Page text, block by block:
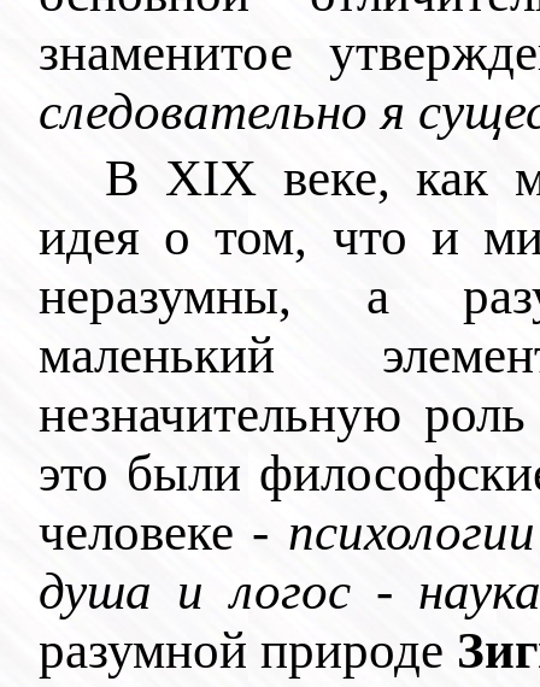
знаменитое
следовательно я
В XIX веке, как
идея о том, что и
неразумны, а
маленький
незначительную
это были
человеке - психологии
душа и логос - наука
разумной природе